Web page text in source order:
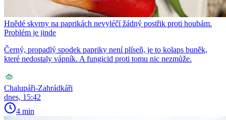
Hnědé skvrny na paprikách nevyléčí žádný postřik proti houbám.
Problém je jinde
Černý, propadlý spodek papriky není plíseň, je to kolaps buněk,
které nedostaly vápník. A fungicid proti tomu nic nezmůže.
Chalupáři-Zahrádkáři
dnes, 15:42
4 min